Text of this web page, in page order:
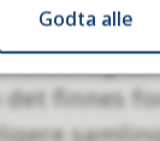
enkel og
det finnes
Godta alle